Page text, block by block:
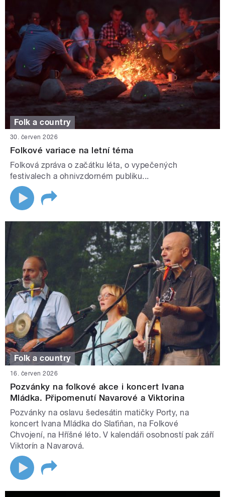
Folk a country
30. červen 2026
Folkové variace na letní téma
Folková zpráva o začátku léta, o vypečených
festivalech a ohnivzdorném publiku...
Folk a country
16. červen 2026
Pozvánky na folkové akce i koncert Ivana
Mládka. Připomenutí Navarové a Viktorina
Pozvánky na oslavu šedesátin matičky Porty, na
koncert Ivana Mládka do Slaťiňan, na Folkové
Chvojení, na Hříšné léto. V kalendáři osobností pak září
Viktorín a Navarová.